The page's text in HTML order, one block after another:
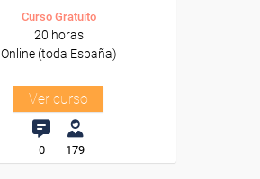
Curso Gratuito
20 horas
Online (toda España)
Ver curso
0 179